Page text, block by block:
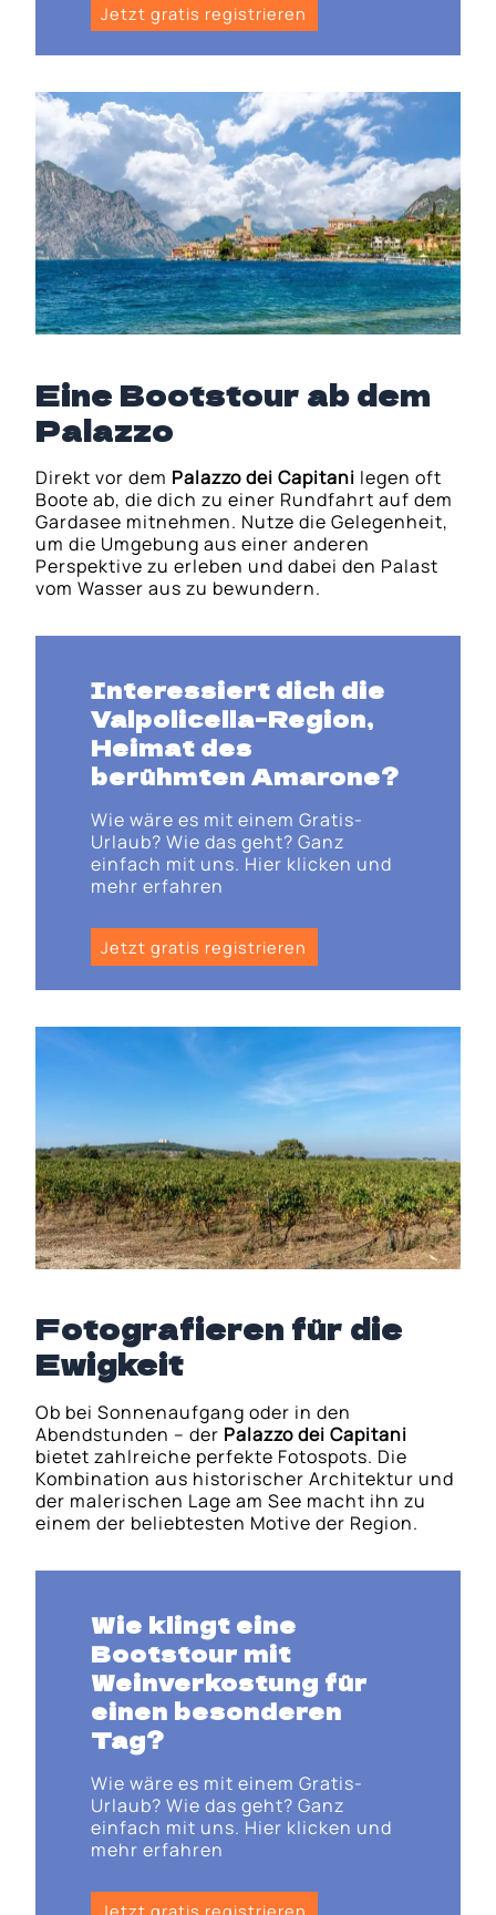
Jetzt gratis registrieren
Eine Bootstour ab dem
Palazzo
Direkt vor dem Palazzo dei Capitani legen oft
Boote ab, die dich zu einer Rundfahrt auf dem
Gardasee mitnehmen. Nutze die Gelegenheit,
um die Umgebung aus einer anderen
Perspektive zu erleben und dabei den Palast
vom Wasser aus zu bewundern.
Interessiert dich die
Valpolicella-Region,
Heimat des
berühmten Amarone?
Wie wäre es mit einem Gratis-
Urlaub? Wie das geht? Ganz
einfach mit uns. Hier klicken und
mehr erfahren
Jetzt gratis registrieren
Fotografieren für die
Ewigkeit
Ob bei Sonnenaufgang oder in den
Abendstunden – der Palazzo dei Capitani
bietet zahlreiche perfekte Fotospots. Die
Kombination aus historischer Architektur und
der malerischen Lage am See macht ihn zu
einem der beliebtesten Motive der Region.
Wie klingt eine
Bootstour mit
Weinverkostung für
einen besonderen
Tag?
Wie wäre es mit einem Gratis-
Urlaub? Wie das geht? Ganz
einfach mit uns. Hier klicken und
mehr erfahren
Jetzt gratis registrieren